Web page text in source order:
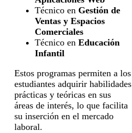
Técnico en Gestión de
Ventas y Espacios
Comerciales
Técnico en Educación
Infantil
Estos programas permiten a los
estudiantes adquirir habilidades
prácticas y teóricas en sus
áreas de interés, lo que facilita
su inserción en el mercado
laboral.